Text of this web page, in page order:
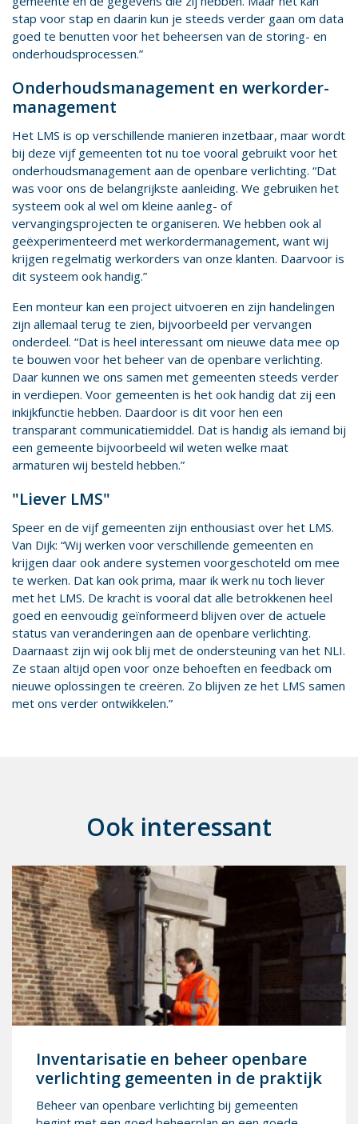
stap voor stap en daarin kun je steeds verder gaan om data
goed te benutten voor het beheersen van de storing- en
onderhoudsprocessen.”
On­der­houds­ma­na­ge­ment en werk­or­der­
ma­na­ge­ment
Het LMS is op verschillende manieren inzetbaar, maar wordt
bij deze vijf gemeenten tot nu toe vooral gebruikt voor het
onderhoudsmanagement aan de openbare verlichting. “Dat
was voor ons de belangrijkste aanleiding. We gebruiken het
systeem ook al wel om kleine aanleg- of
vervangingsprojecten te organiseren. We hebben ook al
geëxperimenteerd met werkordermanagement, want wij
krijgen regelmatig werkorders van onze klanten. Daarvoor is
dit systeem ook handig.”
Een monteur kan een project uitvoeren en zijn handelingen
zijn allemaal terug te zien, bijvoorbeeld per vervangen
onderdeel. “Dat is heel interessant om nieuwe data mee op
te bouwen voor het beheer van de openbare verlichting.
Daar kunnen we ons samen met gemeenten steeds verder
in verdiepen. Voor gemeenten is het ook handig dat zij een
inkijkfunctie hebben. Daardoor is dit voor hen een
transparant communicatiemiddel. Dat is handig als iemand bij
een gemeente bijvoorbeeld wil weten welke maat
armaturen wij besteld hebben.”
"Lie­ver LMS"
Speer en de vijf gemeenten zijn enthousiast over het LMS.
Van Dijk: “Wij werken voor verschillende gemeenten en
krijgen daar ook andere systemen voorgeschoteld om mee
te werken. Dat kan ook prima, maar ik werk nu toch liever
met het LMS. De kracht is vooral dat alle betrokkenen heel
goed en eenvoudig geïnformeerd blijven over de actuele
status van veranderingen aan de openbare verlichting.
Daarnaast zijn wij ook blij met de ondersteuning van het NLI.
Ze staan altijd open voor onze behoeften en feedback om
nieuwe oplossingen te creëren. Zo blijven ze het LMS samen
met ons verder ontwikkelen.”
Ook interessant
In­ven­ta­ri­sa­tie en be­heer open­ba­re
ver­lich­ting ge­meen­ten in de prak­tijk
Beheer van openbare verlichting bij gemeenten